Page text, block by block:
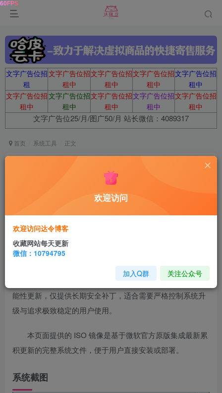
文字广告位招
租
文字广告位招
租中
文字广告位招
租中
文字广告位招
租中
文字广告位招
租中
文字广告位招
租中
文字广告位招
租中
文字广告位招
租中
文字广告位招
租中
文字广告位招
租中
文字广告位25/月/图广50/月 站长微信：4089317
首页 系统工具 正文
系统介绍
Windows11 企业版 LTSC（长期服务频道）2024 版本
现已推出，其最新更新为 25H2，内部版本号 Build 26200。
该版本专注于系统稳定性与安全维护，不包含常规版本的功
能性更新，仅提供长期安全补丁，适合需要严格控制系统升
级与追求极致稳定的用户使用。
本页面提供的 ISO 镜像是基于微软官方原版集成最新累
积更新的完整系统文件，便于用户直接安装或部署。
系统截图
欢迎访问
欢迎访问达令博客
收藏网站每天更新
微信：10794795
加入Q群 关注公众号